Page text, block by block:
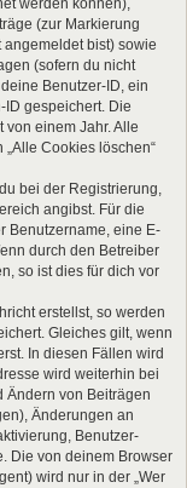
werden können),
(zur Markierung
bist) sowie
(sofern du nicht
Benutzer-ID, ein
gespeichert. Die
einem Jahr. Alle
Cookies löschen“
bei der Registrierung,
angibst. Für die
Benutzername, eine E-
durch den Betreiber
so ist dies für dich vor
erstellst, so werden
Gleiches gilt, wenn
In diesen Fällen wird
wird weiterhin bei
Ändern von Beiträgen
Änderungen an
Benutzer-
Die von deinem Browser
wird nur in der „Wer